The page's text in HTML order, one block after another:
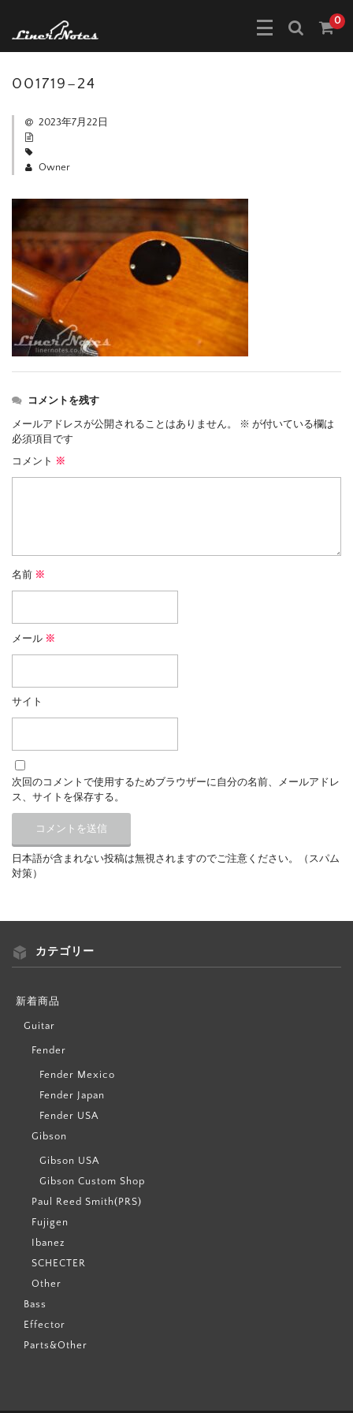
0
001719–24
2023年7月22日
Owner
コメントを残す
メールアドレスが公開されることはありません。 ※ が付いている欄は
必須項目です
コメント ※
名前 ※
メール ※
サイト
次回のコメントで使用するためブラウザーに自分の名前、メールアドレ
ス、サイトを保存する。
日本語が含まれない投稿は無視されますのでご注意ください。（スパム
対策）
カテゴリー
新着商品
Guitar
Fender
Fender Mexico
Fender Japan
Fender USA
Gibson
Gibson USA
Gibson Custom Shop
Paul Reed Smith(PRS)
Fujigen
Ibanez
SCHECTER
Other
Bass
Effector
Parts&Other